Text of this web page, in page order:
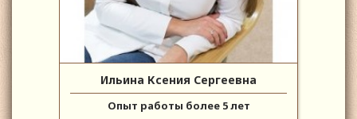
Ильина Ксения Сергеевна
Опыт работы более 5 лет